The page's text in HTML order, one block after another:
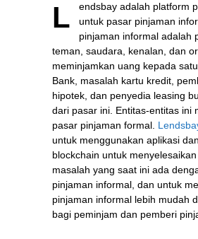
Lendsbay adalah platform pinjaman digital
untuk pasar pinjaman
pinjaman informal adalah
teman, saudara, kenalan, dan
meminjamkan uang kepada
Bank, masalah kartu kredit,
hipotek, dan penyedia leasing
dari pasar ini. Entitas-entitas ini
pasar pinjaman formal.
untuk menggunakan aplikasi
blockchain untuk
masalah yang saat ini ada
pinjaman informal, dan untuk
pinjaman informal lebih mudah
bagi peminjam dan pemberi